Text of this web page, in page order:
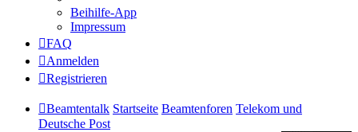
Beihilfe-App
Impressum
FAQ
Anmelden
Registrieren
Beamtentalk Startseite Beamtenforen Telekom und
Deutsche Post